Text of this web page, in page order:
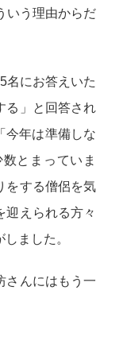
いう理由からだ
名にお答えいた
る」と回答され
今年は準備しな
とまっていま
をする僧侶を気
迎えられる方々
ました。
さんにはもう一